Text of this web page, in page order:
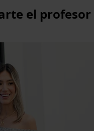
el profesor